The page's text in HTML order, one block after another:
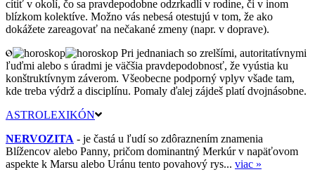
cítiť v okolí, čo sa pravdepodobne odzrkadlí v rodine, či v inom
blízkom kolektíve. Možno vás nebesá otestujú v tom, že ako
dokážete zareagovať na nečakané zmeny (napr. v doprave).
Pri jednaniach so zrelšími, autoritatívnymi
ľuďmi alebo s úradmi je väčšia pravdepodobnosť, že vyústia ku
konštruktívnym záverom. Všeobecne podporný vplyv všade tam,
kde treba výdrž a disciplínu. Pomaly ďalej zájdeš platí dvojnásobne.
ASTROLEXIKÓN
NERVOZITA - je častá u ľudí so zdôraznením znamenia
Blížencov alebo Panny, pričom dominantný Merkúr v napäťovom
aspekte k Marsu alebo Uránu tento povahový rys... viac »